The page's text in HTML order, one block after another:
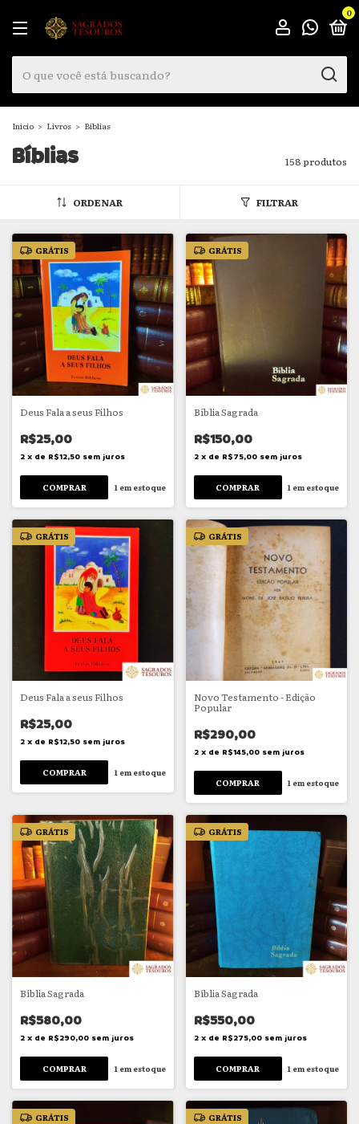
0
Início > Livros > Bíblias
Bíblias 158 produtos
ORDENAR FILTRAR
GRÁTIS
Deus Fala a seus Filhos
R$25,00
2 x de R$12,50 sem juros
1 em estoque
GRÁTIS
Bíblia Sagrada
R$150,00
2 x de R$75,00 sem juros
1 em estoque
GRÁTIS
Deus Fala a seus Filhos
R$25,00
2 x de R$12,50 sem juros
1em estoque
GRÁTIS
Novo Testamento - Edição
Popular
R$290,00
2 x de R$145,00 sem juros
1 em estoque
GRÁTIS
Bíblia Sagrada
R$580,00
2 x de R$290,00 sem juros
1 em estoque
GRÁTIS
Bíblia Sagrada
R$550,00
2 x de R$275,00 sem juros
1 em estoque
GRÁTIS GRÁTIS